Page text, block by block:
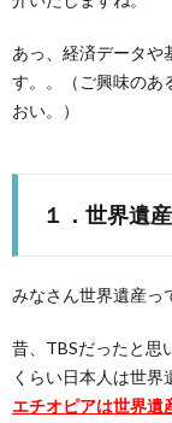
あっ、経済データや
す。。（ご興味のあ
おい。）
１．世界遺産
みなさん世界遺産っ
昔、TBSだったと思
くらい日本人は世界
エチオピアは世界遺